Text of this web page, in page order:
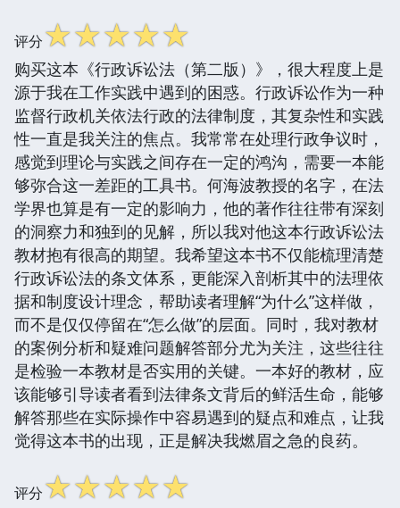
评分☆☆☆☆☆
购买这本《行政诉讼法（第二版）》，很大程度上是
源于我在工作实践中遇到的困惑。行政诉讼作为一种
监督行政机关依法行政的法律制度，其复杂性和实践
性一直是我关注的焦点。我常常在处理行政争议时，
感觉到理论与实践之间存在一定的鸿沟，需要一本能
够弥合这一差距的工具书。何海波教授的名字，在法
学界也算是有一定的影响力，他的著作往往带有深刻
的洞察力和独到的见解，所以我对他这本行政诉讼法
教材抱有很高的期望。我希望这本书不仅能梳理清楚
行政诉讼法的条文体系，更能深入剖析其中的法理依
据和制度设计理念，帮助读者理解“为什么”这样做，
而不是仅仅停留在“怎么做”的层面。同时，我对教材
的案例分析和疑难问题解答部分尤为关注，这些往往
是检验一本教材是否实用的关键。一本好的教材，应
该能够引导读者看到法律条文背后的鲜活生命，能够
解答那些在实际操作中容易遇到的疑点和难点，让我
觉得这本书的出现，正是解决我燃眉之急的良药。
评分☆☆☆☆☆